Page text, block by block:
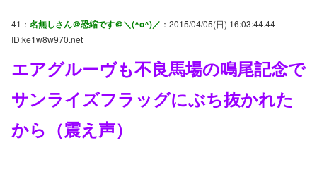
41： 名無しさん＠恐縮です＠＼(^o^)／ ：2015/04/05(日) 16:03:44.44
ID:ke1w8w970.net
エアグルーヴも不良馬場の鳴尾記念で
サンライズフラッグにぶち抜かれた
から（震え声）